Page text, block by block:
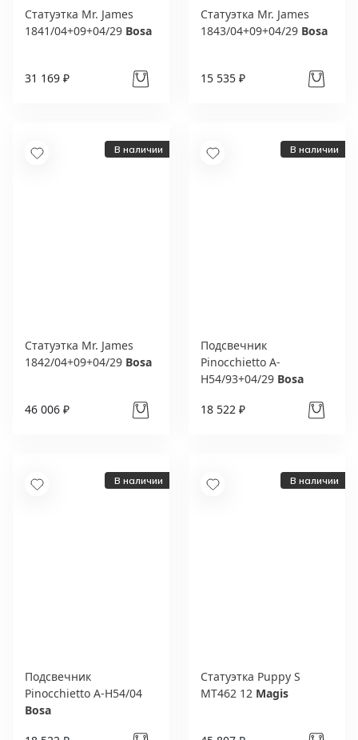
Статуэтка Mr. James
1841/04+09+04/29 Bosa
31 169 ₽
Статуэтка Mr. James
1843/04+09+04/29 Bosa
15 535 ₽
В наличии
Статуэтка Mr. James
1842/04+09+04/29 Bosa
46 006 ₽
В наличии
Подсвечник
Pinocchietto A-
H54/93+04/29 Bosa
18 522 ₽
В наличии
Подсвечник
Pinocchietto A-H54/04
Bosa
В наличии
Статуэтка Puppy S
MT462 12 Magis